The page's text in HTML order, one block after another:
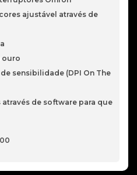
ajustável através de
ouro
sensibilidade (DPI On The
de software para que